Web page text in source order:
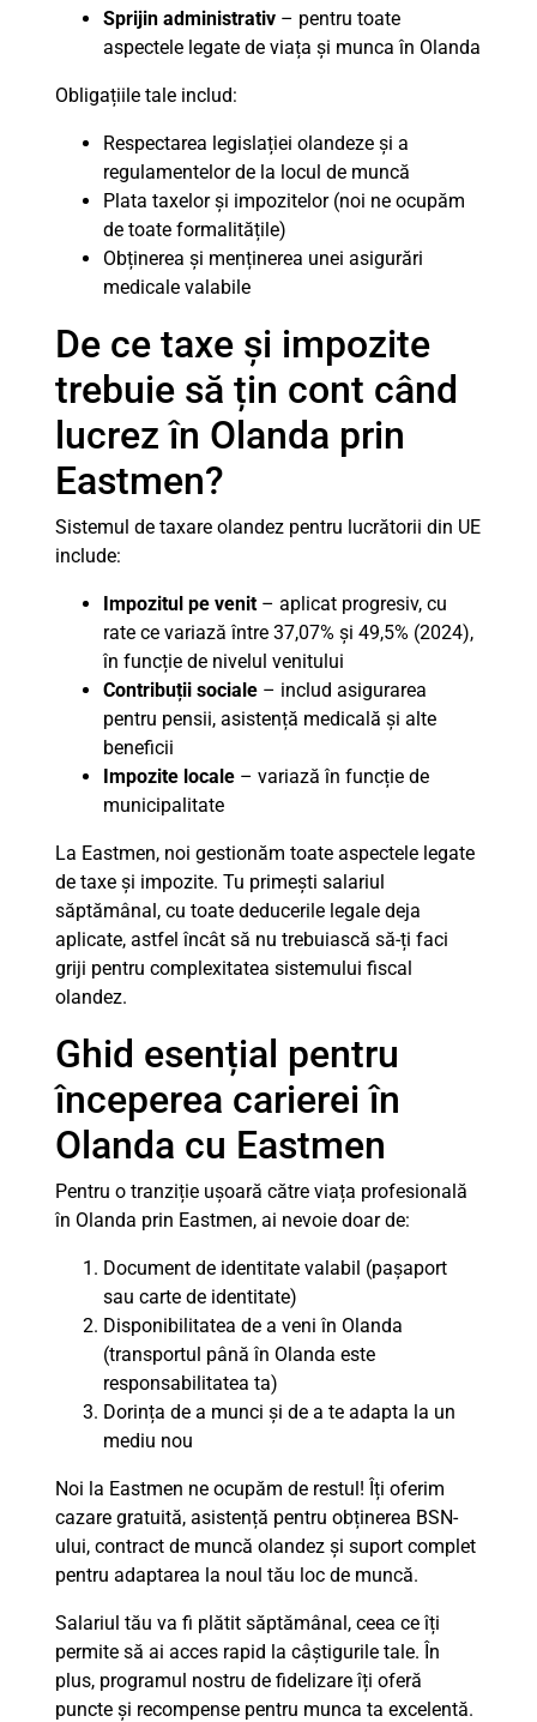
Sprijin administrativ – pentru toate
aspectele legate de viața și munca în Olanda
Obligațiile tale includ:
Respectarea legislației olandeze și a
regulamentelor de la locul de muncă
Plata taxelor și impozitelor (noi ne ocupăm
de toate formalitățile)
Obținerea și menținerea unei asigurări
medicale valabile
De ce taxe și impozite
trebuie să țin cont când
lucrez în Olanda prin
Eastmen?
Sistemul de taxare olandez pentru lucrătorii din UE
include:
Impozitul pe venit – aplicat progresiv, cu
rate ce variază între 37,07% și 49,5% (2024),
în funcție de nivelul venitului
Contribuții sociale – includ asigurarea
pentru pensii, asistență medicală și alte
beneficii
Impozite locale – variază în funcție de
municipalitate
La Eastmen, noi gestionăm toate aspectele legate
de taxe și impozite. Tu primești salariul
săptămânal, cu toate deducerile legale deja
aplicate, astfel încât să nu trebuiască să-ți faci
griji pentru complexitatea sistemului fiscal
olandez.
Ghid esențial pentru
începerea carierei în
Olanda cu Eastmen
Pentru o tranziție ușoară către viața profesională
în Olanda prin Eastmen, ai nevoie doar de:
Document de identitate valabil (pașaport
sau carte de identitate)
Disponibilitatea de a veni în Olanda
(transportul până în Olanda este
responsabilitatea ta)
Dorința de a munci și de a te adapta la un
mediu nou
Noi la Eastmen ne ocupăm de restul! Îți oferim
cazare gratuită, asistență pentru obținerea BSN-
ului, contract de muncă olandez și suport complet
pentru adaptarea la noul tău loc de muncă.
Salariul tău va fi plătit săptămânal, ceea ce îți
permite să ai acces rapid la câștigurile tale. În
plus, programul nostru de fidelizare îți oferă
puncte și recompense pentru munca ta excelentă.